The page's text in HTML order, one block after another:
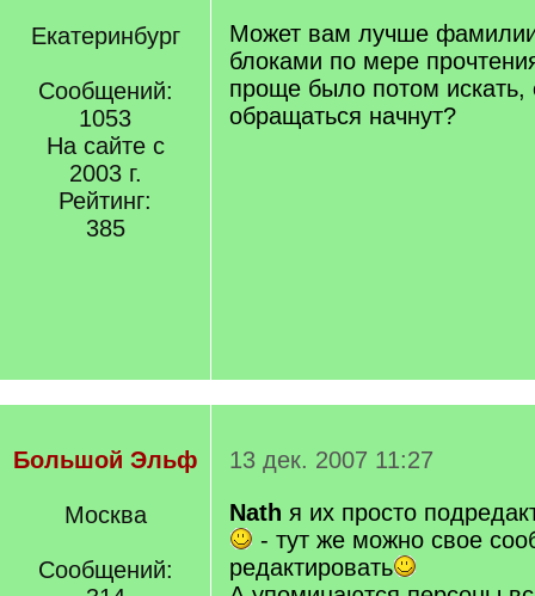
Екатеринбург
Сообщений:
1053
На сайте с
2003 г.
Рейтинг:
385
Может вам лучше
блоками по мере
проще было потом
обращаться начнут?
Большой Эльф
Москва
Сообщений:
13 дек. 2007 11:27
Nath я их просто
- тут же можно свое
редактировать